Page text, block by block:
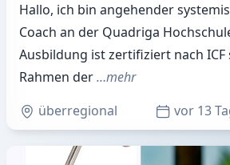
Hallo, ich bin angehender
Coach an der Quadriga
Ausbildung ist zertifiziert nach ICF
Rahmen der…mehr
überregional
vor 13